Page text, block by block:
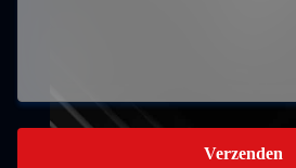
Verzenden